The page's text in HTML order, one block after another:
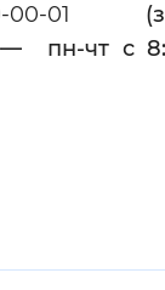
00-01
пн-чт с